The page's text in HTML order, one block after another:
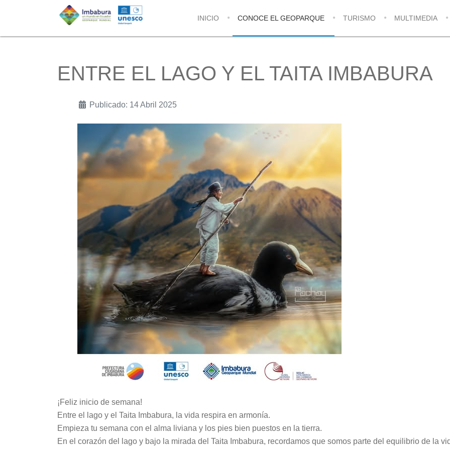
INICIO CONOCE EL GEOPARQUE TURISMO MULTIMEDIA
ENTRE EL LAGO Y EL TAITA IMBABURA
Publicado: 14 Abril 2025
¡Feliz inicio de semana!
Entre el lago y el Taita Imbabura, la vida respira en armonía.
Empieza tu semana con el alma liviana y los pies bien puestos en la tierra.
En el corazón del lago y bajo la mirada del Taita Imbabura, recordamos que somos parte del equilibrio de la